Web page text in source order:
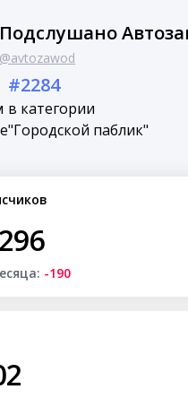
@avtozawod
#2284
в категории
"Городской паблик"
-190